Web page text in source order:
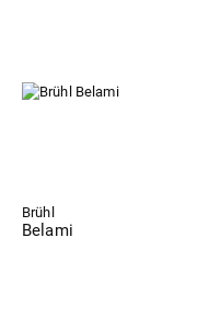
Brühl
Belami